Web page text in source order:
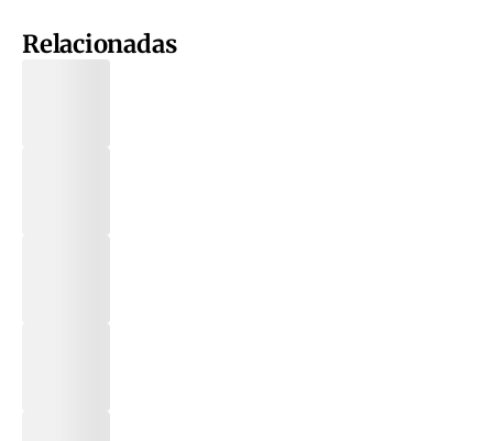
Relacionadas